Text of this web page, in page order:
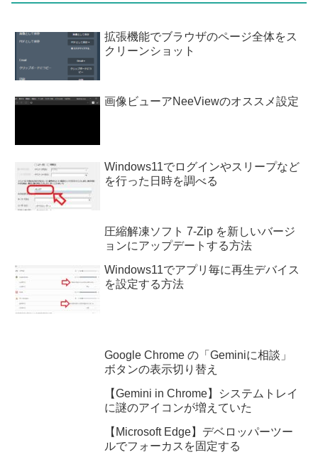
拡張機能でブラウザのページ全体をス
クリーンショット
画像ビューアNeeViewのオススメ設定
Windows11でログインやスリープなど
を行った日時を調べる
圧縮解凍ソフト 7-Zip を新しいバージ
ョンにアップデートする方法
Windows11でアプリ毎に再生デバイス
を設定する方法
Google Chrome の「Geminiに相談」
ボタンの表示切り替え
【Gemini in Chrome】システムトレイ
に謎のアイコンが増えていた
【Microsoft Edge】デベロッパーツー
ルでフォーカスを固定する